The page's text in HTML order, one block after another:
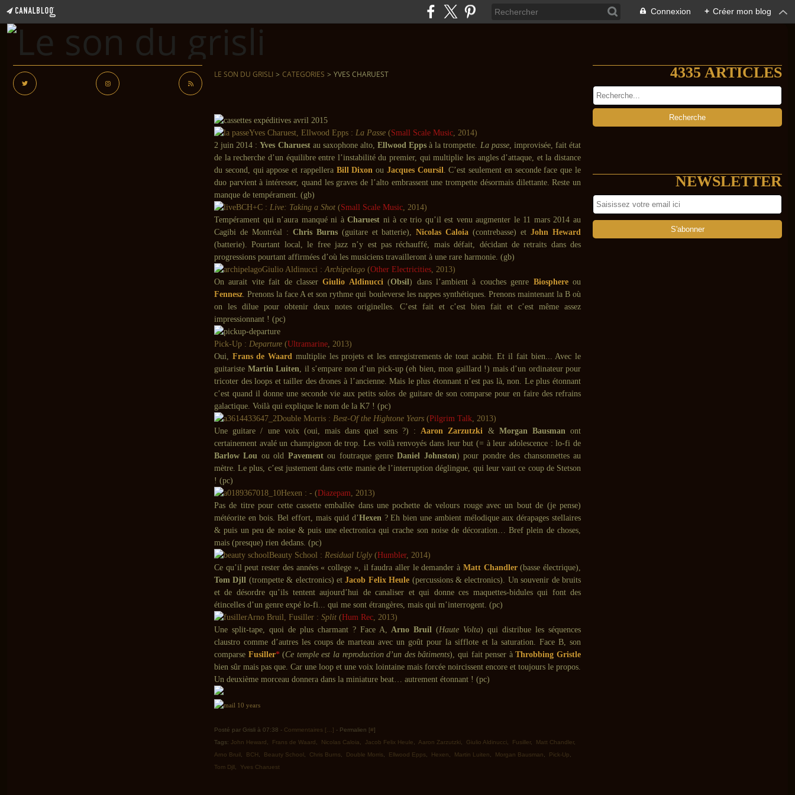
Connexion + Créer mon blog
LE SON DU GRISLI > CATEGORIES > YVES CHARUEST
Yves Charuest, Ellwood Epps : La Passe (Small Scale Music, 2014)
2 juin 2014 :Yves Charuestau saxophone alto,Ellwood Epps à la trompette. La passe, improvisée, fait état
de la recherche d’un équilibre entre l’instabilité du premier, qui multiplie les angles d’attaque, et la distance
du second, qui appose et rappellera Bill Dixon ou Jacques Coursil. C’est seulement en seconde face que le
duo parvient à intéresser, quand les graves de l’alto embrassent une trompette désormais dilettante. Reste un
manque de tempérament. (gb)
BCH+C : Live: Taking a Shot (Small Scale Music, 2014)
Tempérament qui n’aura manqué ni àCharuest ni à ce trio qu’il est venu augmenter le 11 mars 2014 au
Cagibi de Montréal : Chris Burns(guitare et batterie),Nicolas Caloia (contrebasse) etJohn Heward
(batterie). Pourtant local, le free jazz n’y est pas réchauffé, mais défait, décidant de retraits dans des
progressions pourtant affirmées d’où les musiciens travailleront à une rare harmonie. (gb)
Giulio Aldinucci :Archipelago (Other Electricities, 2013)
On aurait vite fait de classerGiulio Aldinucci(Obsil) dans l’ambient à couches genre Biosphere ou
Fennesz. Prenons la face A et son rythme qui bouleverse les nappes synthétiques. Prenons maintenant la B où
on les dilue pour obtenir deux notes originelles. C’est fait et c’est bien fait et c’est même assez
impressionnant ! (pc)
Pick-Up : Departure (Ultramarine, 2013)
Oui, Frans de Waard multiplie les projets et les enregistrements de tout acabit. Et il fait bien... Avec le
guitariste Martin Luiten, il s’empare non d’un pick-up (eh bien, mon gaillard !) mais d’un ordinateur pour
tricoter des loops et tailler des drones à l’ancienne. Mais le plus étonnant n’est pas là, non. Le plus étonnant
c’est quand il donne une seconde vie aux petits solos de guitare de son comparse pour en faire des refrains
galactique. Voilà qui explique le nom de la K7 ! (pc)
Double Morris : Best-Of the Hightone Years (Pilgrim Talk, 2013)
Une guitare / une voix (oui, mais dans quel sens ?) :Aaron Zarzutzki & Morgan Bausmanont
certainement avalé un champignon de trop. Les voilà renvoyés dans leur but (= à leur adolescence : lo-fi de
Barlow Lou ou old Pavementou foutraque genreDaniel Johnston) pour pondre des chansonnettes au
mètre. Le plus, c’est justement dans cette manie de l’interruption déglingue, qui leur vaut ce coup de Stetson
! (pc)
Hexen : - (Diazepam, 2013)
Pas de titre pour cette cassette emballée dans une pochette de velours rouge avec un bout de (je pense)
météorite en bois. Bel effort, mais quid d’Hexen? Eh bien une ambient mélodique aux dérapages stellaires
& puis un peu de noise & puis une electronica qui crache son noise de décoration… Bref plein de choses,
mais (presque) rien dedans. (pc)
Beauty School : Residual Ugly (Humbler, 2014)
Ce qu’il peut rester des années « college », il faudra aller le demander à Matt Chandler(basse électrique),
Tom Djll (trompette & electronics) etJacob Felix Heule (percussions & electronics). Un souvenir de bruits
et de désordre qu’ils tentent aujourd’hui de canaliser et qui donne ces maquettes-bidules qui font des
étincelles d’un genre expé lo-fi... qui me sont étrangères, mais qui m’interrogent. (pc)
Arno Bruil, Fusiller : Split (Hum Rec, 2013)
Une split-tape, quoi de plus charmant ? Face A,Arno Bruil (Haute Volta) qui distribue les séquences
claustro comme d’autres les coups de marteau avec un goût pour la sifflote et la saturation. Face B, son
comparse Fusiller*(Ce temple est la reproduction d’un des bâtiments), qui fait penser àThrobbing Gristle
bien sûr mais pas que. Car une loop et une voix lointaine mais forcée noircissent encore et toujours le propos.
Un deuxième morceau donnera dans la miniature beat… autrement étonnant ! (pc)
Posté par Grisli à 07:38 - Commentaires [ ] - Permalien [#]
Tags: John Heward Frans de Waard Nicolas Caloia Jacob Felix Heule Aaron Zarzutzki Giulio Aldinucci Fusiller, Matt Chandler,
Arno Bruil
BCH Beauty School Chris Burns Double Morris Ellwood Epps Hexen Martin Luiten Morgan Bausman Pick-Up
Tom Djll
Yves Charuest
4335 ARTICLES
NEWSLETTER